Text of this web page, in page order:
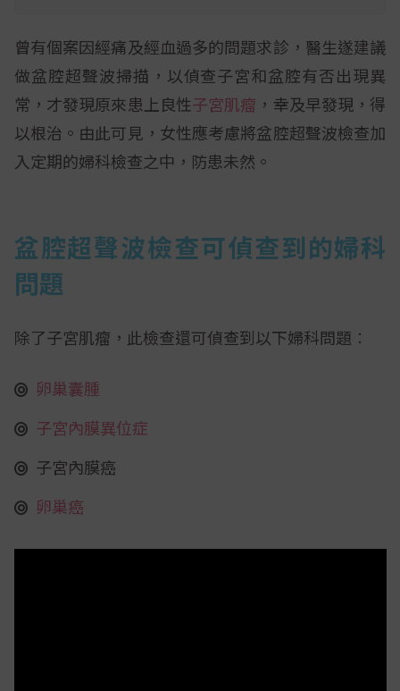
曾有個案因經痛及經血過多的問題求診，醫生遂建議
做盆腔超聲波掃描，以偵查子宮和盆腔有否出現異
常，才發現原來患上良性子宮肌瘤 ，幸及早發現，得
以根治。由此可見，女性應考慮將盆腔超聲波檢查加
入定期的婦科檢查之中，防患未然。
盆腔超聲波檢查可偵查到的婦科
問題
除了子宮肌瘤，此檢查還可偵查到以下婦科問題︰
卵巢囊腫
子宮內膜異位症
子宮內膜癌
卵巢癌